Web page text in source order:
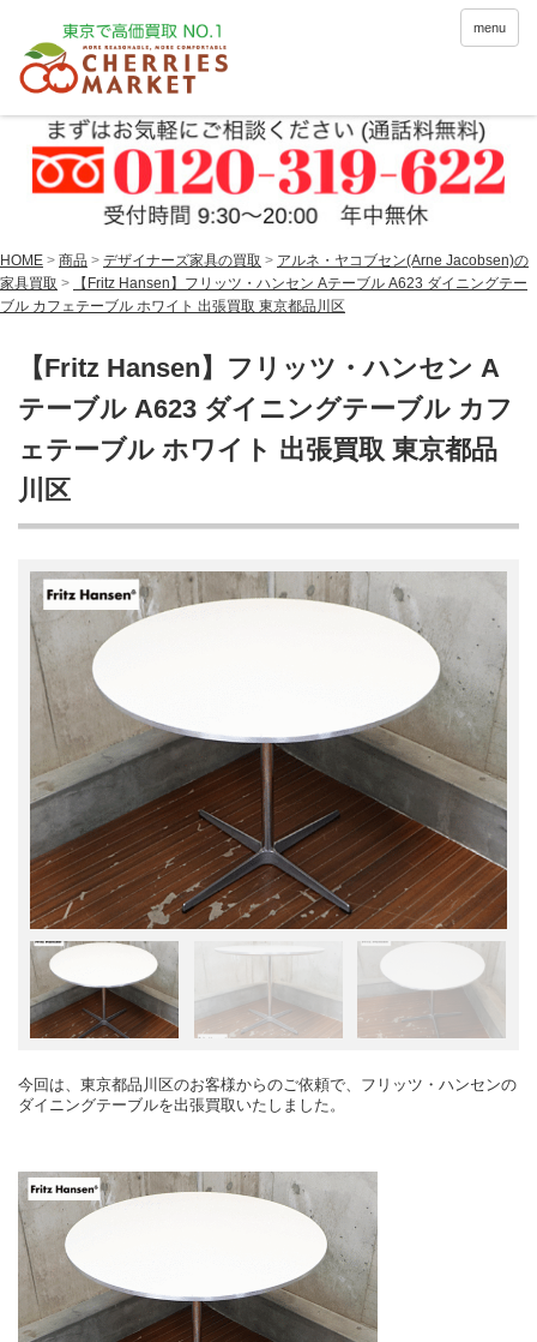
menu
HOME > 商品 > デザイナーズ家具の買取 > アルネ・ヤコブセン(Arne Jacobsen)の
家具買取 >
【Fritz Hansen】フリッツ・ハンセン Aテーブル A623 ダイニングテー
ブル カフェテーブル ホワイト 出張買取 東京都品川区
【Fritz Hansen】フリッツ・ハンセン A
テーブル A623 ダイニングテーブル カフ
ェテーブル ホワイト 出張買取 東京都品
川区
今回は、東京都品川区のお客様からのご依頼で、フリッツ・ハンセンの
ダイニングテーブルを出張買取いたしました。